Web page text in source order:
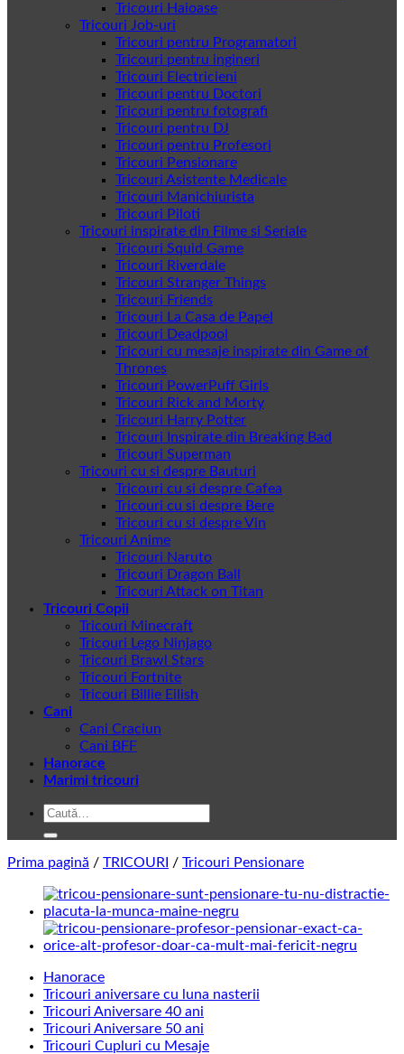
Tricouri Haioase
Tricouri Job-uri
Tricouri pentru Programatori
Tricouri pentru ingineri
Tricouri Electricieni
Tricouri pentru Doctori
Tricouri pentru fotografi
Tricouri pentru DJ
Tricouri pentru Profesori
Tricouri Pensionare
Tricouri Asistente Medicale
Tricouri Manichiurista
Tricouri Piloti
Tricouri inspirate din Filme si Seriale
Tricouri Squid Game
Tricouri Riverdale
Tricouri Stranger Things
Tricouri Friends
Tricouri La Casa de Papel
Tricouri Deadpool
Tricouri cu mesaje inspirate din Game of
Thrones
Tricouri PowerPuff Girls
Tricouri Rick and Morty
Tricouri Harry Potter
Tricouri Inspirate din Breaking Bad
Tricouri Superman
Tricouri cu si despre Bauturi
Tricouri cu si despre Cafea
Tricouri cu si despre Bere
Tricouri cu si despre Vin
Tricouri Anime
Tricouri Naruto
Tricouri Dragon Ball
Tricouri Attack on Titan
Tricouri Copii
Tricouri Minecraft
Tricouri Lego Ninjago
Tricouri Brawl Stars
Tricouri Fortnite
Tricouri Billie Eilish
Cani
Cani Craciun
Cani BFF
Hanorace
Marimi tricouri
Caută
Prima pagină / TRICOURI / Tricouri Pensionare
Hanorace
Tricouri aniversare cu luna nasterii
Tricouri Aniversare 40 ani
Tricouri Aniversare 50 ani
Tricouri Cupluri cu Mesaje